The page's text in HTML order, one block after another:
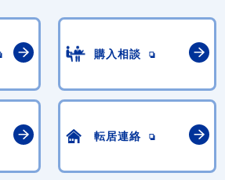
購入相談
転居連絡